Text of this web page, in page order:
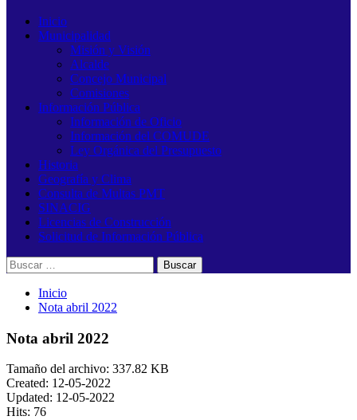
Inicio
Municipalidad
Misión y Visión
Alcalde
Concejo Municipal
Comisiones
Información Pública
Información de Oficio
Información del COMUDE
Ley Orgánica del Presupuesto
Historia
Geografía y Clima
Consulta de Multas PMT
SINACIG
Licencias de Construcción
Solicitud de Información Pública
Buscar:
Inicio
Nota abril 2022
Nota abril 2022
Tamaño del archivo: 337.82 KB
Created: 12-05-2022
Updated: 12-05-2022
Hits: 76